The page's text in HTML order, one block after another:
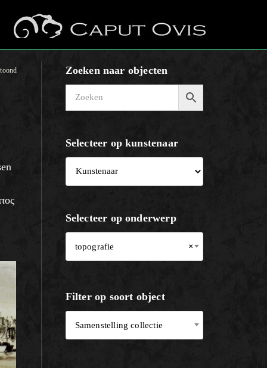
Zoeken naar objecten
Selecteer op kunstenaar
Selecteer op onderwerp
×
topografie
Filter op soort object
Samenstelling collectie